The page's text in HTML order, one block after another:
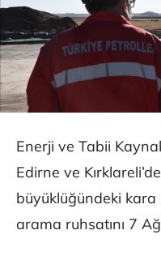
Enerji ve Tabii
Edirne ve
büyüklüğündeki kara
arama ruhsatını 7